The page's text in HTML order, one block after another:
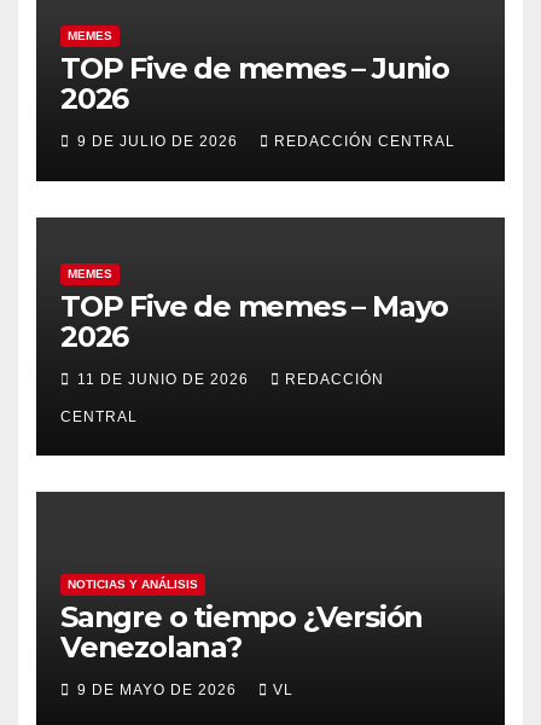
MEMES
TOP Five de memes – Junio
2026
9 DE JULIO DE 2026 REDACCIÓN CENTRAL
MEMES
TOP Five de memes – Mayo
2026
11 DE JUNIO DE 2026 REDACCIÓN
CENTRAL
NOTICIAS Y ANÁLISIS
Sangre o tiempo ¿Versión
Venezolana?
9 DE MAYO DE 2026 VL